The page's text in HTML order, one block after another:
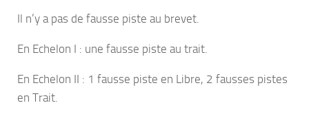
Il n’y a pas de fausse piste au brevet.
En Echelon I : une fausse piste au trait.
En Echelon II : 1 fausse piste en Libre, 2 fausses pistes
en Trait.